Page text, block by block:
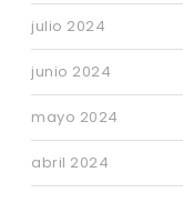
julio 2024
junio 2024
mayo 2024
abril 2024